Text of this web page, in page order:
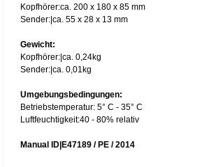
Kopfhörer:ca. 200 x 180 x 85 mm
Sender:|ca. 55 x 28 x 13 mm
Gewicht:
Kopfhörer:|ca. 0,24kg
Sender:|ca. 0,01kg
Umgebungsbedingungen:
Betriebstemperatur: 5° C - 35° C
Luftfeuchtigkeit:40 - 80% relativ
Manual ID|E47189 / PE / 2014